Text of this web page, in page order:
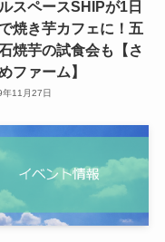
スペースSHIPが1日
焼き芋カフェに！五
焼芋の試食会も【さ
ファーム】
11月27日